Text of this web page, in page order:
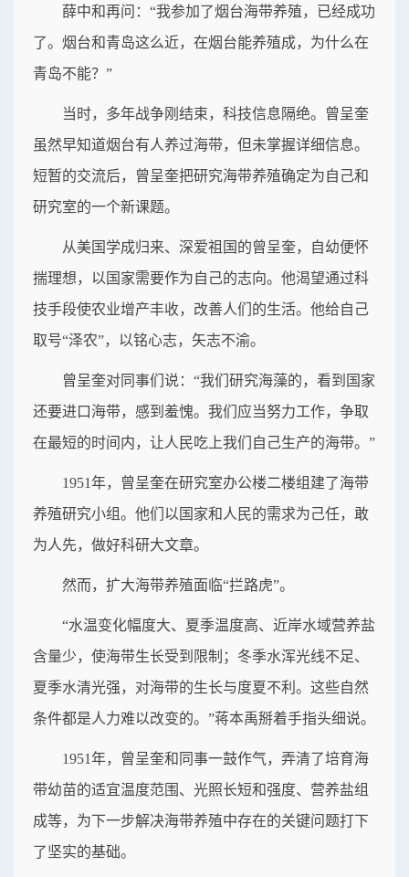
薛中和再问：“我参加了烟台海带养殖，已经成功
了。烟台和青岛这么近，在烟台能养殖成，为什么在
青岛不能？”
当时，多年战争刚结束，科技信息隔绝。曾呈奎
虽然早知道烟台有人养过海带，但未掌握详细信息。
短暂的交流后，曾呈奎把研究海带养殖确定为自己和
研究室的一个新课题。
从美国学成归来、深爱祖国的曾呈奎，自幼便怀
揣理想，以国家需要作为自己的志向。他渴望通过科
技手段使农业增产丰收，改善人们的生活。他给自己
取号“泽农”，以铭心志，矢志不渝。
曾呈奎对同事们说：“我们研究海藻的，看到国家
还要进口海带，感到羞愧。我们应当努力工作，争取
在最短的时间内，让人民吃上我们自己生产的海带。”
1951年，曾呈奎在研究室办公楼二楼组建了海带
养殖研究小组。他们以国家和人民的需求为己任，敢
为人先，做好科研大文章。
然而，扩大海带养殖面临“拦路虎”。
“水温变化幅度大、夏季温度高、近岸水域营养盐
含量少，使海带生长受到限制；冬季水浑光线不足、
夏季水清光强，对海带的生长与度夏不利。这些自然
条件都是人力难以改变的。”蒋本禹掰着手指头细说。
1951年，曾呈奎和同事一鼓作气，弄清了培育海
带幼苗的适宜温度范围、光照长短和强度、营养盐组
成等，为下一步解决海带养殖中存在的关键问题打下
了坚实的基础。